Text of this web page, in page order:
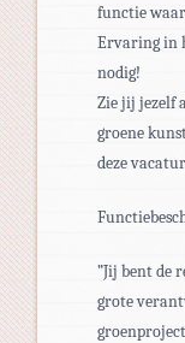
functie
Ervaring in
nodig!
Zie jij jezelf
groene
deze
”Jij bent de
grote